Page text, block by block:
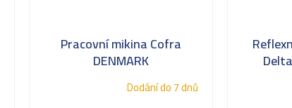
Pracovní mikina Cofra
DENMARK
Dodání do 7 dnů